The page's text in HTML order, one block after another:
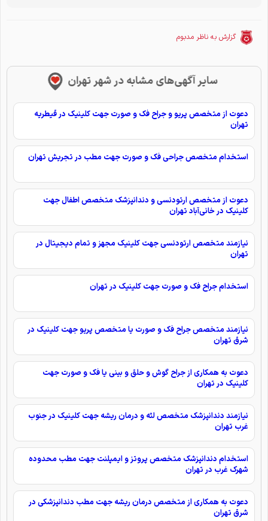
گزارش به ناظر مدبوم
سایر آگهی‌های مشابه در شهر تهران
دعوت از متخصص پریو و جراح فک و صورت جهت کلینیک در قیطریه
تهران
استخدام متخصص جراحی فک و صورت جهت مطب در تجریش تهران
دعوت از متخصص ارتودنسی و دندانپزشک متخصص اطفال جهت
کلینیک در خانی‌آباد تهران
نیازمند متخصص ارتودنسی جهت کلینیک مجهز و تمام دیجیتال در
تهران
استخدام جراح فک و صورت جهت کلینیک در تهران
نیازمند متخصص جراح فک و صورت يا متخصص پريو جهت کلینیک در
شرق تهران
دعوت به همکاری از جراح گوش و حلق و بینی یا فک و صورت جهت
کلینیک در تهران
نیازمند دندانپزشک متخصص لثه و درمان ریشه جهت کلینیک در جنوب
غرب تهران
استخدام دندانپزشک متخصص پروتز و ایمپلنت جهت مطب محدوده
شهرک غرب در تهران
دعوت به همکاری از متخصص درمان ریشه جهت مطب دندانپزشکی در
شرق تهران